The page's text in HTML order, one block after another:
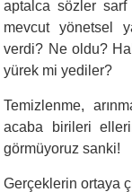
aptalca sözler
mevcut yönetsel
verdi? Ne oldu?
yürek mi yediler?
Temizlenme,
acaba birileri
görmüyoruz sanki!
Gerçeklerin ortaya